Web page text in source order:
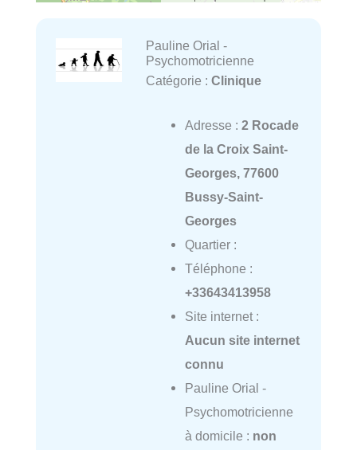
Pauline Orial -
Psychomotricienne
Catégorie : Clinique
Adresse : 2 Rocade
de la Croix Saint-
Georges, 77600
Bussy-Saint-
Georges
Quartier :
Téléphone :
+33643413958
Site internet :
Aucun site internet
connu
Pauline Orial -
Psychomotricienne
à domicile : non